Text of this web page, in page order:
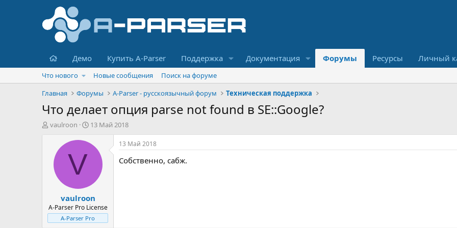
Главная
Демо Купить A-Parser Поддержка Документация Форумы Ресурсы Личный
Что нового Новые сообщения
Поиск на форуме
Главная
Форумы A-Parser - русскоязычный форум Техническая поддержка
Что делает опция parse not found в SE::Google?
А
vaulroon
Д
т
а
л
а
13 Май 2018
V
vaulroon
A-Parser Pro License
A-Parser Pro
13 Май 2018
Собственно, сабж.